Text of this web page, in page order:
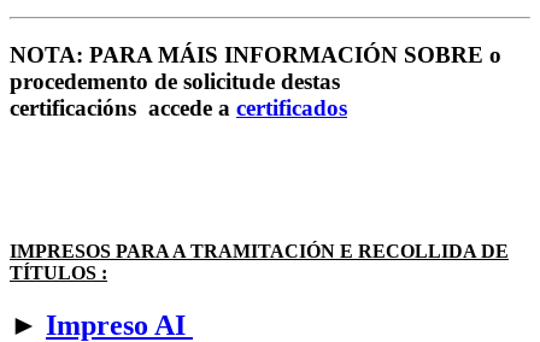
NOTA: PARA MÁIS INFORMACIÓN SOBRE o
procedemento de solicitude destas
certificacións accede a certificados
IMPRESOS PARA A TRAMITACIÓN E RECOLLIDA DE
TÍTULOS :
► Impreso AI